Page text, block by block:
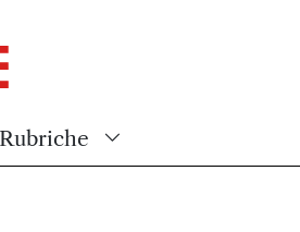
Rubriche